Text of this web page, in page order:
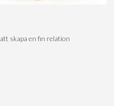
skapa en fin relation